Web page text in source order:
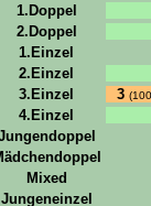
1.Doppel
2.Doppel
1.Einzel
2.Einzel
3.Einzel
3
4.Einzel
Mixed
Jungeneinzel